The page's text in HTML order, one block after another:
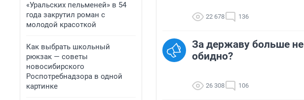
«Уральских пельменей» в 54
года закрутил роман с
молодой красоткой
Как выбрать школьный
рюкзак — советы
новосибирского
Роспотребнадзора в одной
картинке
22 678 136
За державу больше не
обидно?
26 308 106